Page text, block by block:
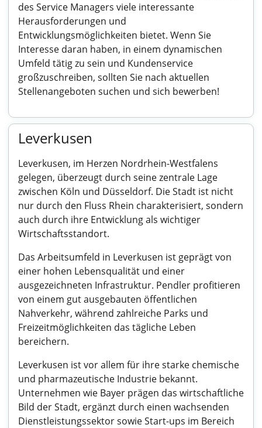
des Service Managers viele interessante
Herausforderungen und
Entwicklungsmöglichkeiten bietet. Wenn Sie
Interesse daran haben, in einem dynamischen
Umfeld tätig zu sein und Kundenservice
großzuschreiben, sollten Sie nach aktuellen
Stellenangeboten suchen und sich bewerben!
Leverkusen
Leverkusen, im Herzen Nordrhein-Westfalens
gelegen, überzeugt durch seine zentrale Lage
zwischen Köln und Düsseldorf. Die Stadt ist nicht
nur durch den Fluss Rhein charakterisiert, sondern
auch durch ihre Entwicklung als wichtiger
Wirtschaftsstandort.
Das Arbeitsumfeld in Leverkusen ist geprägt von
einer hohen Lebensqualität und einer
ausgezeichneten Infrastruktur. Pendler profitieren
von einem gut ausgebauten öffentlichen
Nahverkehr, während zahlreiche Parks und
Freizeitmöglichkeiten das tägliche Leben
bereichern.
Leverkusen ist vor allem für ihre starke chemische
und pharmazeutische Industrie bekannt.
Unternehmen wie Bayer prägen das wirtschaftliche
Bild der Stadt, ergänzt durch einen wachsenden
Dienstleistungssektor sowie Start-ups im Bereich